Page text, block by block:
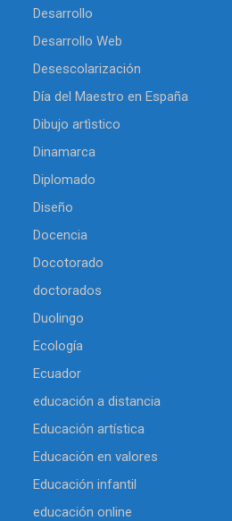
Desarrollo
Desarrollo Web
Desescolarización
Día del Maestro en España
Dibujo artìstico
Dinamarca
Diplomado
Diseño
Docencia
Docotorado
doctorados
Duolingo
Ecología
Ecuador
educación a distancia
Educación artística
Educación en valores
Educación infantil
educación online